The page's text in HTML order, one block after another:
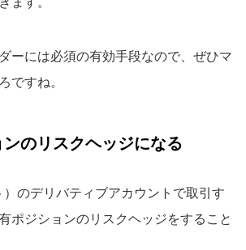
ーには必須の有効手段なので、ぜひマ
ですね。
のリスクヘッジになる
のデリバティブアカウントで取引す
ポジションのリスクヘッジをすること